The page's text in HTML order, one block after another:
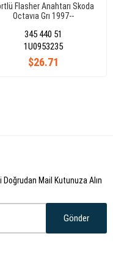
Flasher Anahtarı Skoda
Octavıa Grı 1997--
345 440 51
$26.71
1U0953235
Doğrudan Mail Kutunuza Alın
Gönder